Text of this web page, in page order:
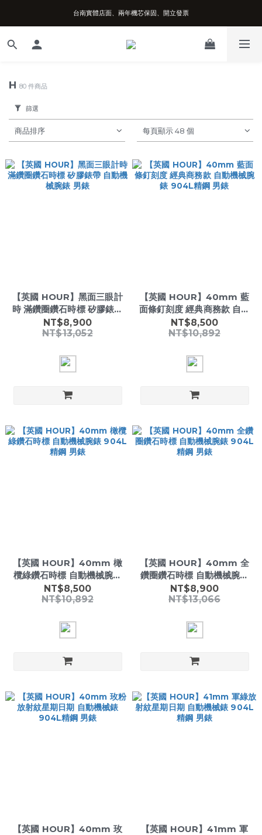
台南實體店面、兩年機芯保固、開立發票
台南實體店面、兩年機芯保固、開立發票
安心購買享七天鑑賞期、可超取可刷卡分期
H80 件商品
篩選
商品排序 每頁顯示 48 個
【英國 HOUR】黑面三眼計
時 滿鑽圈鑽石時標 矽膠錶帶
自動機械腕錶 男錶
NT$8,900
NT$13,052
【英國 HOUR】40mm 藍
面條釘刻度 經典商務款 自動
機械腕錶 904L精鋼 男錶
NT$8,500
NT$10,892
【英國 HOUR】40mm 橄
欖綠鑽石時標 自動機械腕錶
904L精鋼 男錶
NT$8,500
NT$10,892
【英國 HOUR】40mm 全
鑽圈鑽石時標 自動機械腕錶
904L精鋼 男錶
NT$8,900
NT$13,066
【英國 HOUR】40mm 玫
【英國 HOUR】41mm 軍